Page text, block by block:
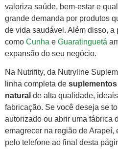
valoriza saúde, bem-estar e
grande demanda por produtos
de vida saudável. Além disso,
como Cunha e Guaratinguetá
expansão do seu negócio.
Na Nutrifity, da Nutryline
linha completa de
natural de alta qualidade,
fabricação. Se você deseja se
autorizado ou abrir uma fábrica
emagrecer na região de Arapeí,
pelo telefone ao final desta